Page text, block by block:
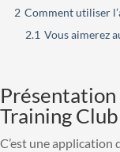
2 Comment utiliser
2.1 Vous aimerez
Présentation
Training Club
C’est une application